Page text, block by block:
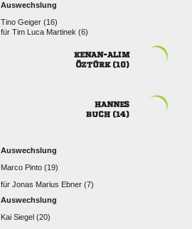
Auswechslung
  
für   

 

 
Auswechslung
  
für   
Auswechslung
  